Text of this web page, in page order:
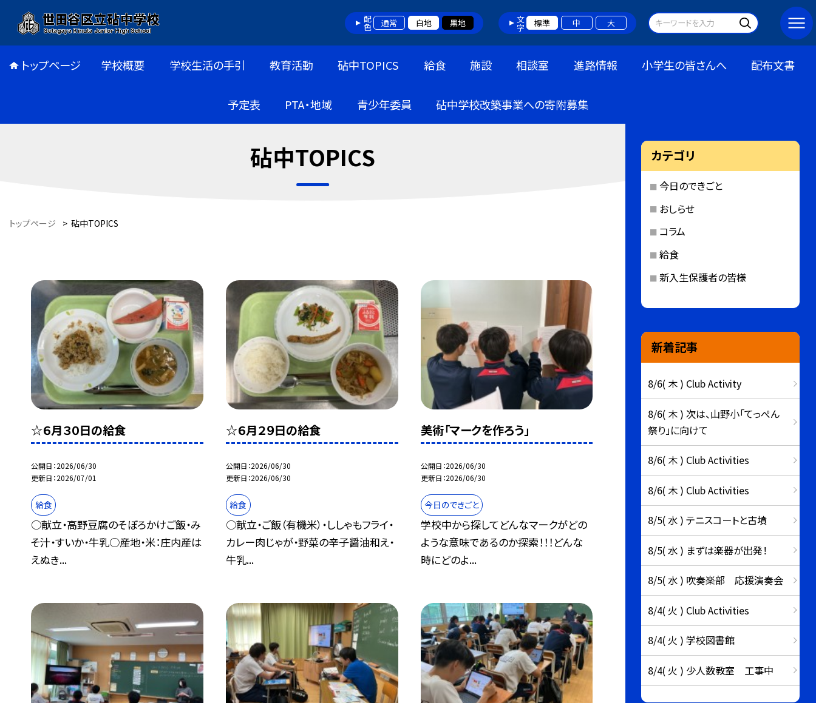
配色 通常 白地 黒地 文字 標準 中 大
トップページ 学校概要 学校生活の手引 教育活動 砧中TOPICS 給食 施設 相談室 進路情報 小学生の皆さんへ 配布文書
予定表 PTA・地域 青少年委員 砧中学校改築事業への寄附募集
砧中TOPICS
トップページ > 砧中TOPICS
☆６月３０日の給食
公開日 2026/06/30
更新日 2026/07/01
給食
○献立・高野豆腐のそぼろかけご飯・み
そ汁・すいか・牛乳○産地・米：庄内産は
えぬき...
☆６月２９日の給食
公開日 2026/06/30
更新日 2026/06/30
給食
○献立・ご飯（有機米）・ししゃもフライ・
カレー肉じゃが・野菜の辛子醤油和え・
牛乳...
美術「マークを作ろう」
公開日 2026/06/30
更新日 2026/06/30
今日のできごと
学校中から探してどんなマークがどの
ような意味であるのか探索！！！どんな
時にどのよ...
カテゴリ
今日のできごと
おしらせ
コラム
給食
新入生保護者の皆様
新着記事
8/6( 木 ) Club Activity
8/6( 木 ) 次は、山野小「てっぺん
祭り」に向けて
8/6( 木 ) Club Activities
8/6( 木 ) Club Activities
8/5( 水 ) テニスコートと古墳
8/5( 水 ) まずは楽器が出発！
8/5( 水 ) 吹奏楽部 応援演奏会
8/4( 火 ) Club Activities
8/4( 火 ) 学校図書館
8/4( 火 ) 少人数教室 工事中